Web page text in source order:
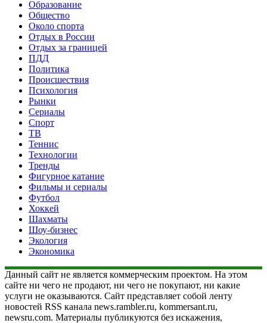
Образование
Общество
Около спорта
Отдых в России
Отдых за границей
ПДД
Политика
Происшествия
Психология
Рынки
Сериалы
Спорт
ТВ
Теннис
Технологии
Тренды
Фигурное катание
Фильмы и сериалы
Футбол
Хоккей
Шахматы
Шоу-бизнес
Экология
Экономика
Данный сайт не является коммерческим проектом. На этом
сайте ни чего не продают, ни чего не покупают, ни какие
услуги не оказываются. Сайт представляет собой ленту
новостей RSS канала news.rambler.ru, kommersant.ru,
newsru.com. Материалы публикуются без искажения,